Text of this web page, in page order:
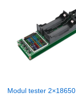
Modul tester